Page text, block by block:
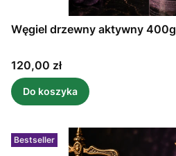
Węgiel drzewny aktywny 400g
Cena
120,00 zł
Do koszyka
Bestseller